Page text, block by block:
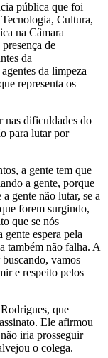
pública que foi
Cultura,
na Câmara
de
da
da limpeza
representa os
nas dificuldades do
para lutar por
a gente tem que
a gente, porque
gente não lutar, se a
forem surgindo,
que se nós
espera pela
também não falha. A
vamos
e respeito pelos
que
Ele afirmou
iria prosseguir
o colega.